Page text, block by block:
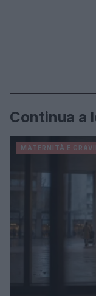
Continua a
MATERNITÀ E